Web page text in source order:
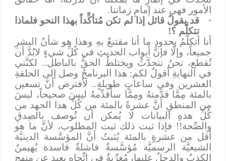
الأمور فهي عند إمامِ زماننا.
قد يقولُ قائل إذا لم تكن مُتأكِّداً بهذا النحو فلماذا
تتكلَّم ؟!
أنا أتكلَّمُ بحدودِ ما أنا مقتنعٌ بهِ وهذا هو شأنُ البشرِ
جميعاً، وإلَّا فإنَّ أبواب الحديثِ في كُلِّ شيءٍ لابُدَّ أن
تُقطع، نحنُ نتحدَّثُ ويختلطُ الحقُّ بالباطل .. لكنَّني
في النهايةِ أقولُ لكم: هذا البرنامجُ وصل إلى الحلقةِ
العشرين وفي ساعاتٍ طويلةٍ..لأفترض أنَّ تسعين
بالمئة مِمَّا قدَّمتهُ ومِمَّا سأُقدِّمهُ ليسَ صحيحاً، ليسَ
من المنطقِ أنَّ عشرةً بالمئة من كُلِّ هذا الجهد من
كُلِّ هذهِ البيانات لا يُمكن أن تُوصف بالصِدقِ
والصِّحة!! فإذا ثبت ذلك ثبت المطلوب، لأنَّ ما هو
أقل من عشرةٍ بالمئة يُثبتُ أنَّ المؤسَّسة الدينيَّة
الشيعيَّة الرسميَّة مُؤسَّسةٌ فاشلةٌ فاسدة يُهيمنُ
الكِذبُ والدجلُ عليها، مُغرِّبةٌ في اتِّجاهٍ بعيدٍ عن منهج